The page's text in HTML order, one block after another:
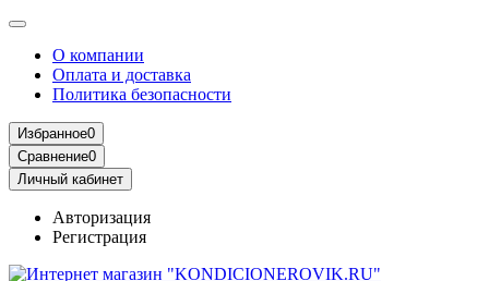
О компании
Оплата и доставка
Политика безопасности
Избранное0
Сравнение0
Личный кабинет
Авторизация
Регистрация